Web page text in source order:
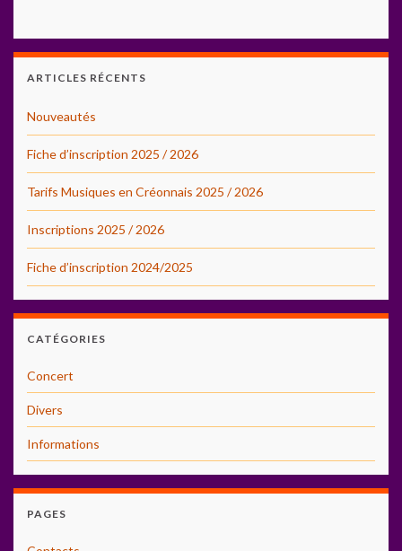
ARTICLES RÉCENTS
Nouveautés
Fiche d’inscription 2025 / 2026
Tarifs Musiques en Créonnais 2025 / 2026
Inscriptions 2025 / 2026
Fiche d’inscription 2024/2025
CATÉGORIES
Concert
Divers
Informations
PAGES